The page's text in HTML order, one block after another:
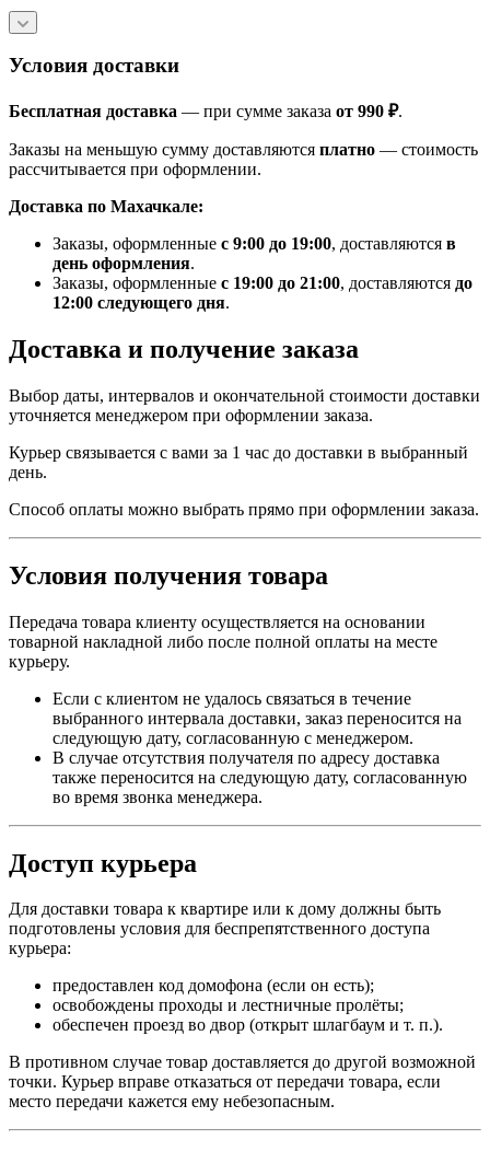
Условия доставки
Бесплатная доставка — при сумме заказа от 990 ₽.
Заказы на меньшую сумму доставляются платно — стоимость
рассчитывается при оформлении.
Доставка по Махачкале:
Заказы, оформленные с 9:00 до 19:00, доставляются в
день оформления.
Заказы, оформленные с 19:00 до 21:00, доставляются до
12:00 следующего дня.
Доставка и получение заказа
Выбор даты, интервалов и окончательной стоимости доставки
уточняется менеджером при оформлении заказа.
Курьер связывается с вами за 1 час до доставки в выбранный
день.
Способ оплаты можно выбрать прямо при оформлении заказа.
Условия получения товара
Передача товара клиенту осуществляется на основании
товарной накладной либо после полной оплаты на месте
курьеру.
Если с клиентом не удалось связаться в течение
выбранного интервала доставки, заказ переносится на
следующую дату, согласованную с менеджером.
В случае отсутствия получателя по адресу доставка
также переносится на следующую дату, согласованную
во время звонка менеджера.
Доступ курьера
Для доставки товара к квартире или к дому должны быть
подготовлены условия для беспрепятственного доступа
курьера:
предоставлен код домофона (если он есть);
освобождены проходы и лестничные пролёты;
обеспечен проезд во двор (открыт шлагбаум и т. п.).
В противном случае товар доставляется до другой возможной
точки. Курьер вправе отказаться от передачи товара, если
место передачи кажется ему небезопасным.